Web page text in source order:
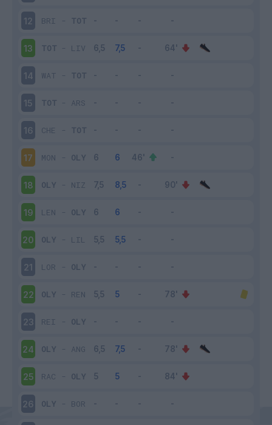
12 BRI - TOT
13 TOT - LIV
14 WAT - TOT
15 TOT - ARS
16 CHE - TOT
17 MON - OLY
18 OLY - NIZ
19 LEN - OLY
20 OLY - LIL
21 LOR - OLY
22 OLY - REN
23 REI - OLY
24 OLY - ANG
25 RAC - OLY
26 OLY - BOR